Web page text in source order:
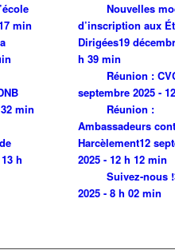
min
min
h
Nouvelles
d’inscription aux
Dirigées19
h 39 min
Réunion :
septembre 2025 -
Réunion :
Ambassadeurs
Harcèlement12
2025 - 12 h 12 min
Suivez-nous !
2025 - 8 h 02 min